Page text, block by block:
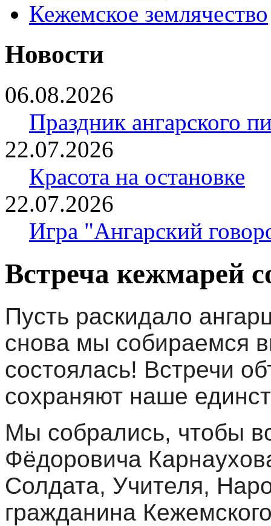
Кежемское землячество
Новости
06.08.2026
Праздник ангарского
22.07.2026
Красота на остановке
22.07.2026
Игра "Ангарский
Встреча кежмарей
Пусть раскидало
снова мы собираемся
состоялась! Встречи
сохраняют наше
Мы собрались, чтобы
Фёдоровича
Солдата, Учителя,
гражданина